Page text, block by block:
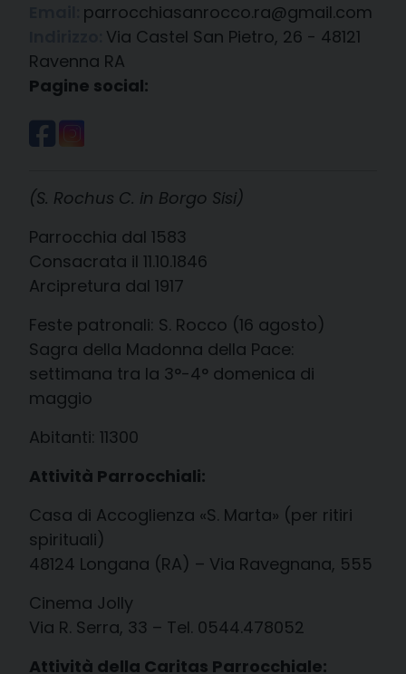
parrocchiasanrocco.ra@gmail.com
Via Castel San Pietro, 26 - 48121
Ravenna RA
Pagine social:
(S. Rochus C. in Borgo Sisi)
Parrocchia dal 1583
Consacrata il 11.10.1846
Arcipretura dal 1917
Feste patronali: S. Rocco (16 agosto)
Sagra della Madonna della Pace:
settimana tra la 3°-4° domenica di
maggio
Abitanti: 11300
Attività Parrocchiali:
Casa di Accoglienza «S. Marta» (per ritiri
spirituali)
48124 Longana (RA) – Via Ravegnana, 555
Cinema Jolly
Via R. Serra, 33 – Tel. 0544.478052
Attività della Caritas Parrocchiale: